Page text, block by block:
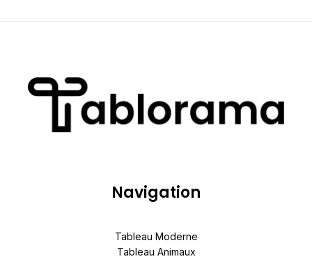
Navigation
Tableau Moderne
Tableau Animaux